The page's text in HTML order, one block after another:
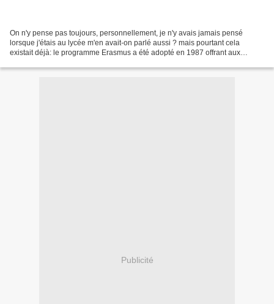
On n'y pense pas toujours, personnellement, je n'y avais jamais pensé
lorsque j'étais au lycée m'en avait-on parlé aussi ? mais pourtant cela
existait déjà: le programme Erasmus a été adopté en 1987 offrant aux
Publicité